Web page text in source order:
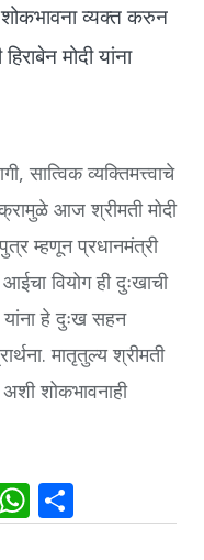
व्यक्त करुन
मोदी यांना
सात्विक व्यक्तिमत्त्वाचे
आज श्रीमती मोदी
म्हणून प्रधानमंत्री
वियोग ही दुःखाची
यांना हे दुःख सहन
मातृतुल्य श्रीमती
अशी शोकभावनाही
WhatsApp